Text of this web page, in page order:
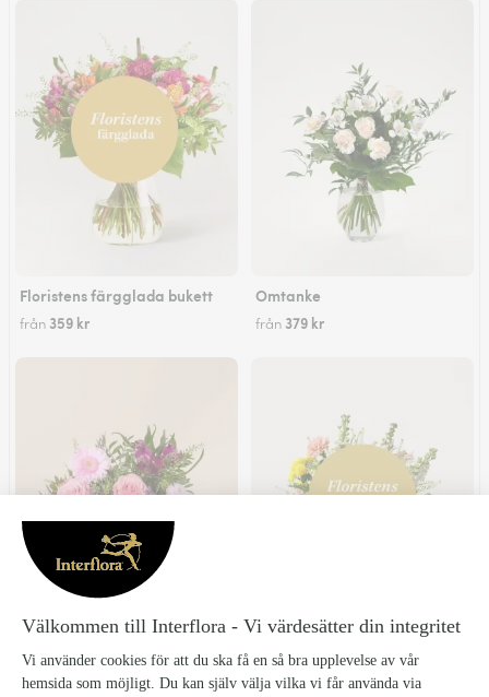
Floristens färgglada bukett
från 359 kr
Omtanke
från 379 kr
Vardagslyx
från299 kr
Floristens sommarbukett
från339 kr